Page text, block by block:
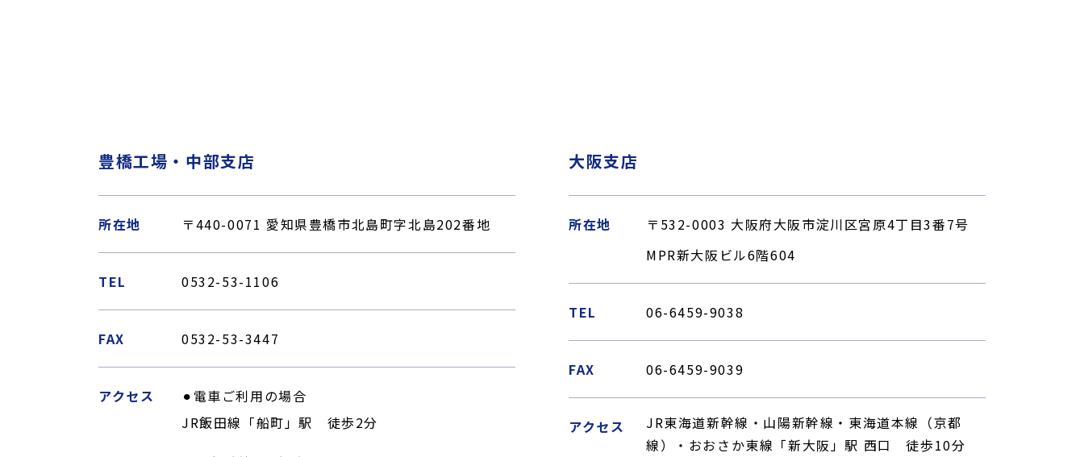
豊橋工場・中部支店
所在地 〒440-0071 愛知県豊橋市北島町字北島202番地
TEL 0532-53-1106
FAX 0532-53-3447
アクセス
⚫︎電車ご利用の場合
JR飯田線「船町」駅 徒歩2分
大阪支店
所在地
〒532-0003 大阪府大阪市淀川区宮原4丁目3番7号
MPR新大阪ビル6階604
TEL 06-6459-9038
FAX 06-6459-9039
アクセス
JR東海道新幹線・山陽新幹線・東海道本線（京都
線）・おおさか東線「新大阪」駅 西口 徒歩10分